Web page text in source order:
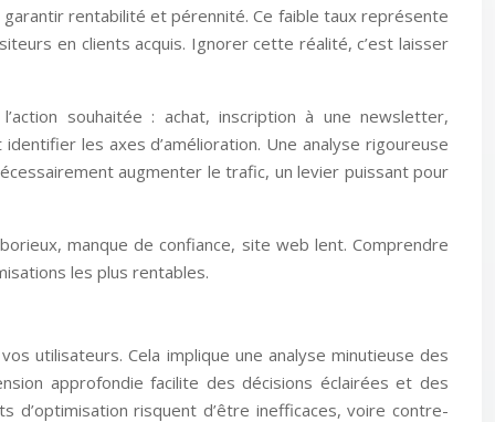
rentabilité et pérennité. Ce faible taux représente
en clients acquis. Ignorer cette réalité, c’est laisser
souhaitée : achat, inscription à une newsletter,
les axes d’amélioration. Une analyse rigoureuse
augmenter le trafic, un levier puissant pour
manque de confiance, site web lent. Comprendre
les plus rentables.
utilisateurs. Cela implique une analyse minutieuse des
approfondie facilite des décisions éclairées et des
risquent d’être inefficaces, voire contre-